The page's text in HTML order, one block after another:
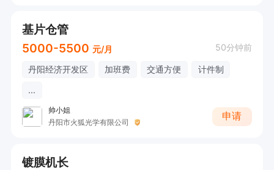
基片仓管
5000-5500 元/月 50分钟前
丹阳经济开发区 加班费 交通方便
计件制
...
帅小姐
丹阳市火狐光学有限公司
申请
镀膜机长